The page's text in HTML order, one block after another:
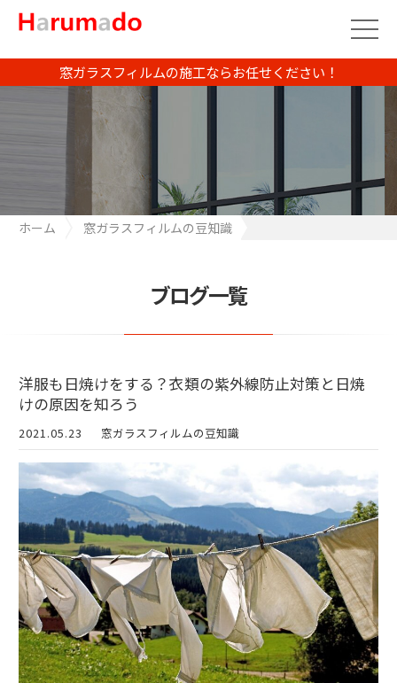
窓ガラスフィルムの施工ならお任せください！
ホーム
窓ガラスフィルムの豆知識
ブログ一覧
洋服も日焼けをする？衣類の紫外線防止対策と日焼
けの原因を知ろう
2021.05.23 窓ガラスフィルムの豆知識